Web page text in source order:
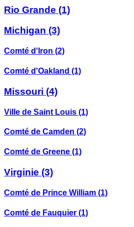
Rio Grande (1)
Michigan (3)
Comté d'Iron (2)
Comté d'Oakland (1)
Missouri (4)
Ville de Saint Louis (1)
Comté de Camden (2)
Comté de Greene (1)
Virginie (3)
Comté de Prince William (1)
Comté de Fauquier (1)